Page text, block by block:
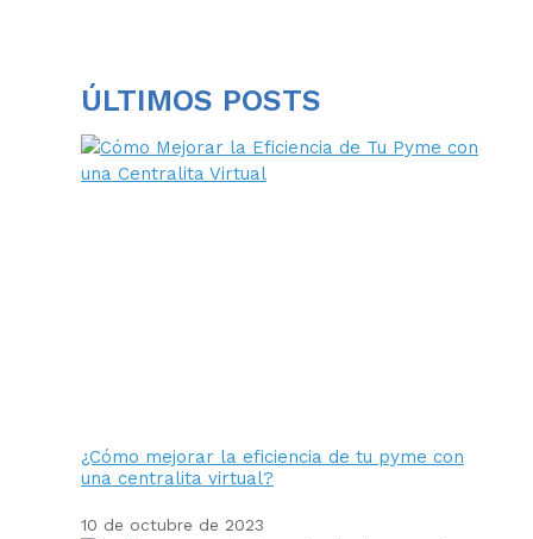
ÚLTIMOS POSTS
¿Cómo mejorar la eficiencia de tu pyme con
una centralita virtual?
10 de octubre de 2023